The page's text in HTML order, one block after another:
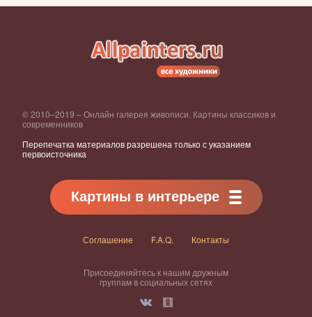
© 2010–2019 – Онлайн галерея живописи. Картины классиков и
современников
Перепечатка материалов разрешена только с указанием
первоисточника
Картины в интерьере
Соглашение F.A.Q. Контакты
Присоединяйтесь к нашим дружным
группам в социальных сетях